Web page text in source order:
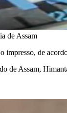
de Assam
impresso, de
de Assam,